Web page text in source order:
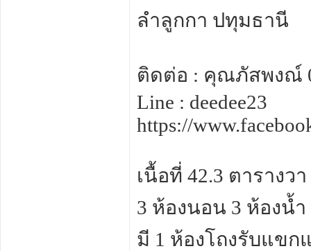
ลำลูกกา ปทุมธานี
ติดต่อ : คุณภัสพงณ์
Line : deedee23
https://
เนื้อที่ 42.3 ตาราง
3 ห้องนอน 3 ห้องน้
มี 1 ห้องโถงรับแขก